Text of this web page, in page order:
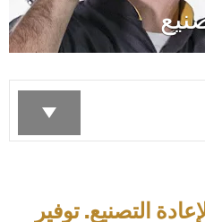
التصنيع. توفير